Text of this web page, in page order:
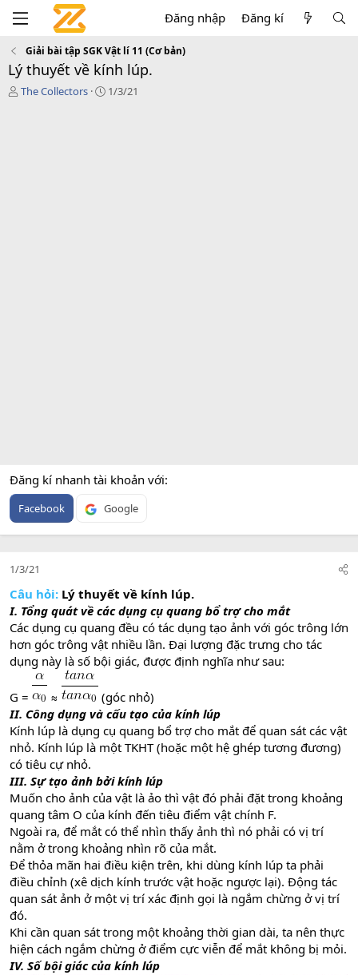
Đăng nhập Đăng kí
Giải bài tập SGK Vật lí 11 (Cơ bản)
Lý thuyết về kính lúp.
T
The Collectors
C1/3/21
Đăng kí nhanh tài khoản với
Facebook Google
1/3/21
Câu hỏi: Lý thuyết về kính lúp.
I. Tổng quát về các dụng cụ quang bổ trợ cho mắt
Các dụng cụ quang đều có tác dụng tạo ảnh với góc trông lớn
hơn góc trông vật nhiều lần. Đại lượng đặc trưng cho tác
dụng này là số bội giác, được định nghĩa như sau:
G = ≈
(góc nhỏ)
II. Công dụng và cấu tạo của kính lúp
Kính lúp là dụng cụ quang bổ trợ cho mắt để quan sát các vật
nhỏ. Kính lúp là một TKHT (hoặc một hệ ghép tương đương)
có tiêu cự nhỏ.
III. Sự tạo ảnh bởi kính lúp
Muốn cho ảnh của vật là ảo thì vật đó phải đặt trong khoảng
quang tâm O của kính đến tiêu điểm vật chính F.
Ngoài ra, để mắt có thể nhìn thấy ảnh thì nó phải có vị trí
nằm ở trong khoảng nhìn rõ của mắt.
Để thỏa mãn hai điều kiện trên, khi dùng kính lúp ta phải
điều chỉnh (xê dịch kính trước vật hoặc ngược lại). Động tác
quan sát ảnh ở một vị trí xác định gọi là ngắm chừng ở vị trí
đó.
Khi cần quan sát trong một khoảng thời gian dài, ta nên thực
hiện cách ngắm chừng ở điểm cực viễn để mắt không bị mỏi.
IV. Số bội giác của kính lúp